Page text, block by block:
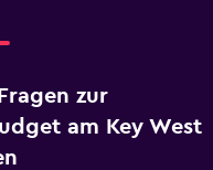
zur
am Key West